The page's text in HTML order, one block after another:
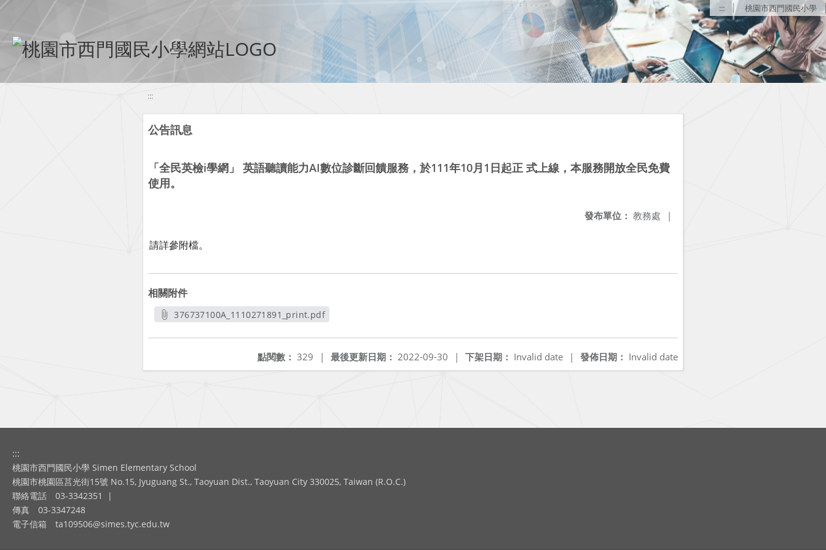
移至網頁之主要內容區位置 ::: 桃園市西門國民小學
:::
公告訊息
「全民英檢i學網」 英語聽讀能力AI數位診斷回饋服務，於111年10月1日起正 式上線，本服務開放全民免費
使用。
發布單位： 教務處 |
請詳參附檔。
相關附件
376737100A_1110271891_print.pdf
發佈日期： Invalid date
下架日期： Invalid date |
最後更新日期： 2022-09-30 |
點閱數： 329 |
:::
桃園市西門國民小學 Simen Elementary School
桃園市桃園區莒光街15號 No.15, Jyuguang St., Taoyuan Dist., Taoyuan City 330025, Taiwan (R.O.C.)
聯絡電話
03-3342351
|
傳真
03-3347248
電子信箱
ta109506@simes.tyc.edu.tw